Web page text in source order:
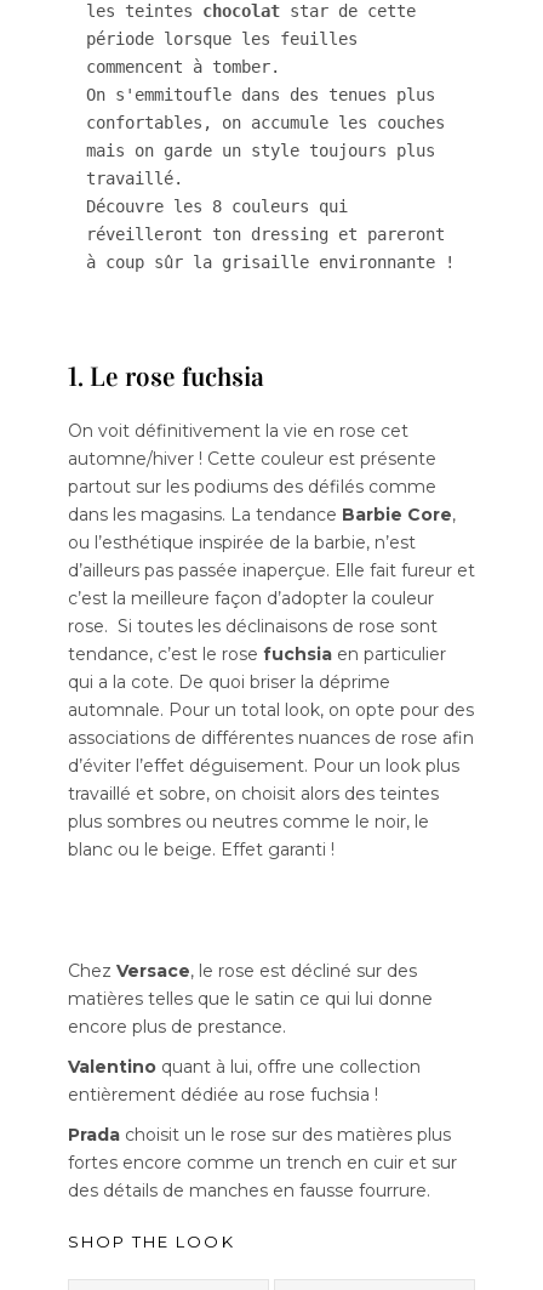
les teintes chocolat star de cette
période lorsque les feuilles
commencent à tomber.
On s'emmitoufle dans des tenues plus
confortables, on accumule les couches
mais on garde un style toujours plus
travaillé.
Découvre les 8 couleurs qui
réveilleront ton dressing et pareront
à coup sûr la grisaille environnante !
1. Le rose fuchsia
On voit définitivement la vie en rose cet
automne/hiver ! Cette couleur est présente
partout sur les podiums des défilés comme
dans les magasins. La tendance Barbie Core,
ou l’esthétique inspirée de la barbie, n’est
d’ailleurs pas passée inaperçue. Elle fait fureur et
c’est la meilleure façon d’adopter la couleur
rose. Si toutes les déclinaisons de rose sont
tendance, c’est le rose fuchsiaen particulier
qui a la cote. De quoi briser la déprime
automnale. Pour un total look, on opte pour des
associations de différentes nuances de rose afin
d’éviter l’effet déguisement. Pour un look plus
travaillé et sobre, on choisit alors des teintes
plus sombres ou neutres comme le noir, le
blanc ou le beige. Effet garanti !
Chez Versace, le rose est décliné sur des
matières telles que le satin ce qui lui donne
encore plus de prestance.
Valentinoquant à lui, offre une collection
entièrement dédiée au rose fuchsia !
Pradachoisit un le rose sur des matières plus
fortes encore comme un trench en cuir et sur
des détails de manches en fausse fourrure.
SHOP THE LOOK